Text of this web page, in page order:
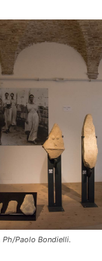
Ph/Paolo Bondielli.